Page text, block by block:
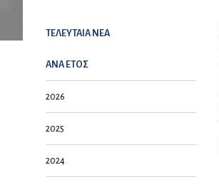
ΤΕΛΕΥΤΑΙΑ NEA
ΑΝΑ ΕΤΟΣ
2026
2025
2024